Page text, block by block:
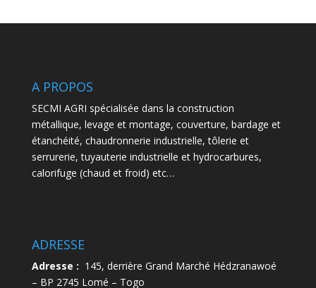
A PROPOS
SECMI AGRI spécialisée dans la construction
métallique, levage et montage, couverture, bardage et
étanchéité, chaudronnerie industrielle, tôlerie et
serrurerie, tuyauterie industrielle et hydrocarbures,
calorifuge (chaud et froid) etc…
ADRESSE
Adresse : 145, derrière Grand Marché Hédzranawoé
– BP 2745 Lomé – Togo